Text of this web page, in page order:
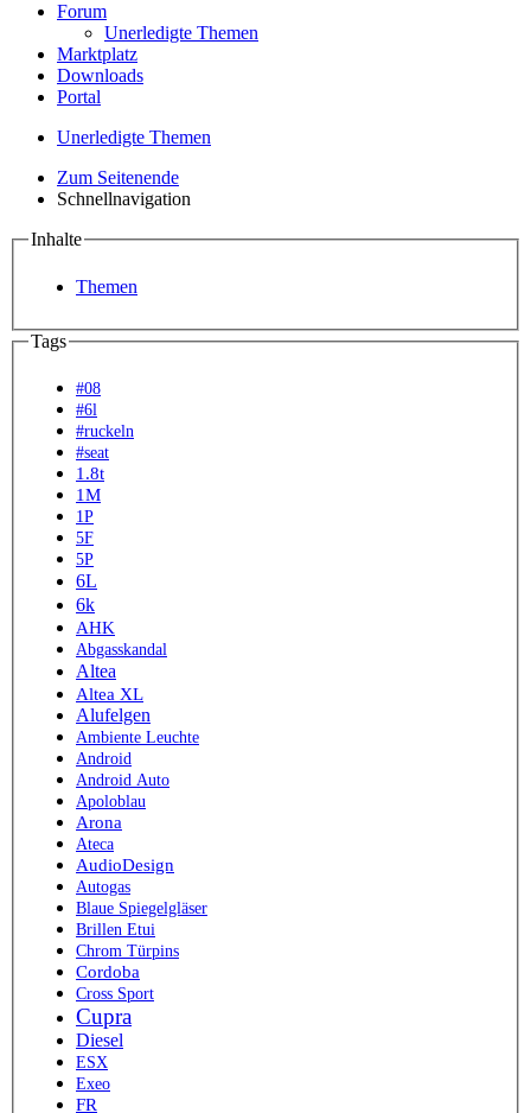
Forum
Unerledigte Themen
Marktplatz
Downloads
Portal
Unerledigte Themen
Zum Seitenende
Schnellnavigation
Inhalte
Themen
Tags
#08
#6l
#ruckeln
#seat
1.8t
1M
1P
5F
5P
6L
6k
AHK
Abgasskandal
Altea
Altea XL
Alufelgen
Ambiente Leuchte
Android
Android Auto
Apoloblau
Arona
Ateca
AudioDesign
Autogas
Blaue Spiegelgläser
Brillen Etui
Chrom Türpins
Cordoba
Cross Sport
Cupra
Diesel
ESX
Exeo
FR